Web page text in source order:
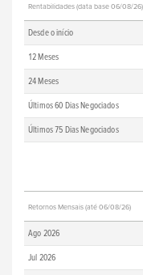
Rentabilidades (data base 06/08/26)
Desde o início
12 Meses
24 Meses
Últimos 60 Dias Negociados
Últimos 75 Dias Negociados
Retornos Mensais (até 06/08/26)
Ago 2026
Jul 2026